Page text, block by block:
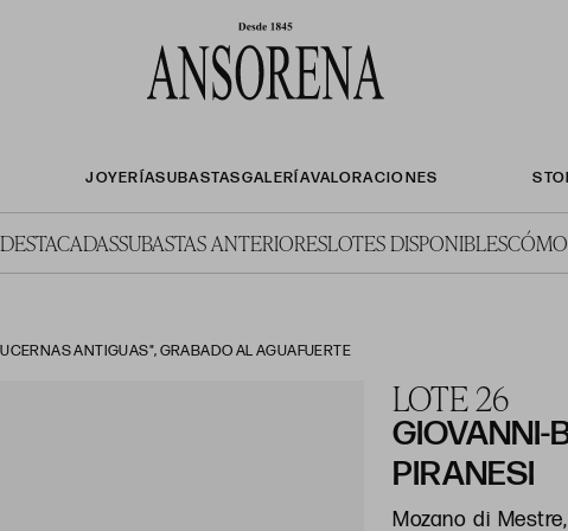
JOYERÍASUBASTASGALERÍAVALORACIONES
SUBASTAS ANTERIORESLOTES DISPONIBLES
ANTIGUAS", GRABADO AL AGUAFUERTE
LOTE 26
GIOVANNI-
PIRANESI
Mozano di